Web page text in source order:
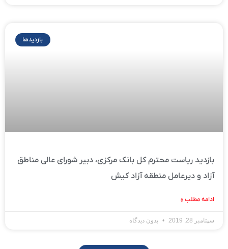
بازدیدها
بازدید ریاست محترم کل بانک مرکزی، دبیر شورای عالی مناطق
آزاد و دیرعامل منطقه آزاد کیش
ادامه مطلب »
سپتامبر 28, 2019 بدون دیدگاه